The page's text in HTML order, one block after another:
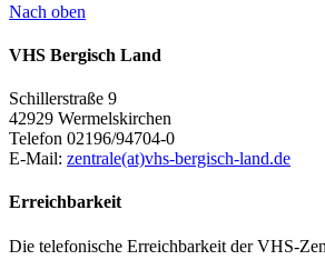
Nach oben
VHS Bergisch Land
Schillerstraße 9
42929 Wermelskirchen
Telefon 02196/94704-0
E-Mail: zentrale(at)vhs-bergisch-land.de
Erreichbarkeit
Die telefonische Erreichbarkeit der VHS-